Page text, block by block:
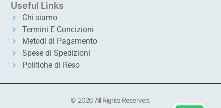
Useful Links
Chi siamo
Termini E Condizioni
Metodi di Pagamento
Spese di Spedizioni
Politiche di Reso
© 2026 All Rights Reserved.